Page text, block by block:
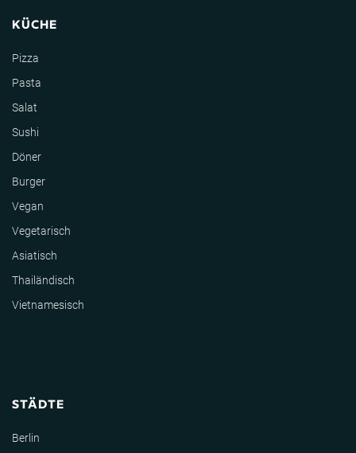
KÜCHE
Pizza
Pasta
Salat
Sushi
Döner
Burger
Vegan
Vegetarisch
Asiatisch
Thailändisch
Vietnamesisch
STÄDTE
Berlin